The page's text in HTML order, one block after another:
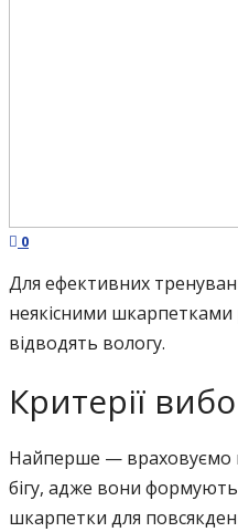
0
Для ефективних
неякісними шкарпетками
відводять вологу.
Критерії
Найперше — враховуємо
бігу, адже вони формують
шкарпетки для